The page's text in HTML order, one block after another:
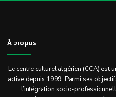
À propos
Le centre culturel algérien (CCA) est
active depuis 1999. Parmi ses
l’intégration socio-